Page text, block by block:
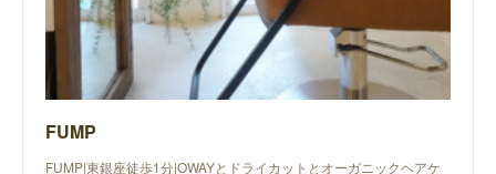
FUMP
FUMP|東銀座徒歩1分|OWAYとドライカットとオーガニックヘアケ